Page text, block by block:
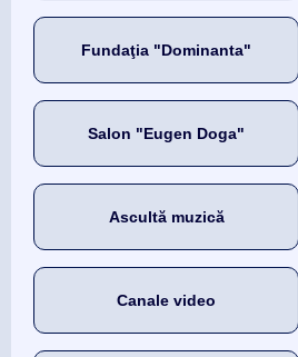
Fundaţia "Dominanta"
Salon "Eugen Doga"
Ascultă muzică
Canale video